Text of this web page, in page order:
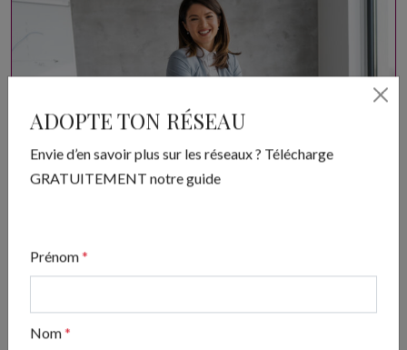
ADOPTE TON RÉSEAU
Envie d’en savoir plus sur les réseaux ? Télécharge
GRATUITEMENT notre guide
Prénom *
Nom *
Envie d’en savoir plus sur les réseaux ? Télécharge